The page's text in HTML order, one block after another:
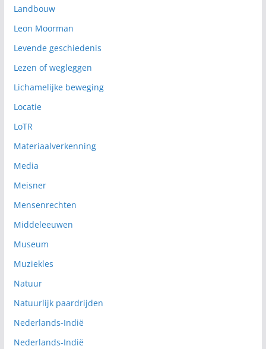
Landbouw
Leon Moorman
Levende geschiedenis
Lezen of wegleggen
Lichamelijke beweging
Locatie
LoTR
Materiaalverkenning
Media
Meisner
Mensenrechten
Middeleeuwen
Museum
Muziekles
Natuur
Natuurlijk paardrijden
Nederlands-Indië
Nederlands-Indië